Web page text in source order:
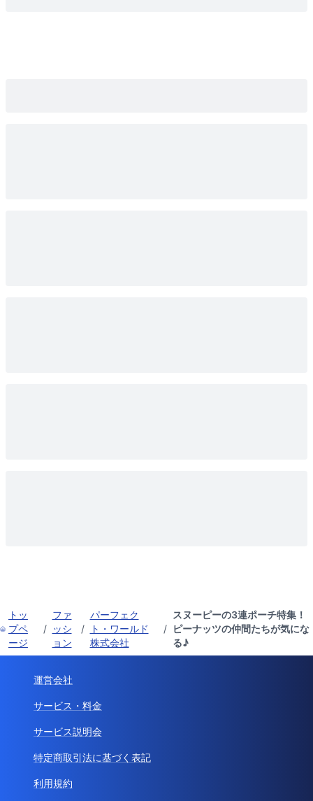
トッ
プペ
ージ
/
ファ
ッシ
ョン
/
パーフェク
ト・ワールド
株式会社
/
スヌーピーの3連ポーチ特集！
ピーナッツの仲間たちが気にな
る♪
運営会社
サービス・料金
サービス説明会
特定商取引法に基づく表記
利用規約